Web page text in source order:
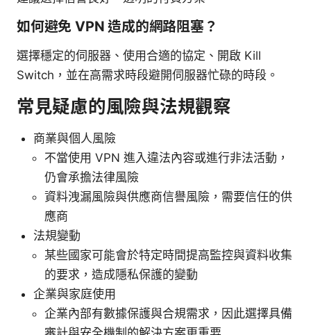
如何避免 VPN 造成的網路阻塞？
選擇穩定的伺服器、使用合適的協定、開啟 Kill
Switch，並在高需求時段避開伺服器忙碌的時段。
常見疑慮的風險與法規觀察
商業與個人風險
不當使用 VPN 進入違法內容或進行非法活動，
仍會承擔法律風險
資料洩漏風險與供應商信譽風險，需要信任的供
應商
法規變動
某些國家可能會於特定時間提高監控與資料收集
的要求，造成隱私保護的變動
企業與家庭使用
企業內部有數據保護與合規需求，因此選擇具備